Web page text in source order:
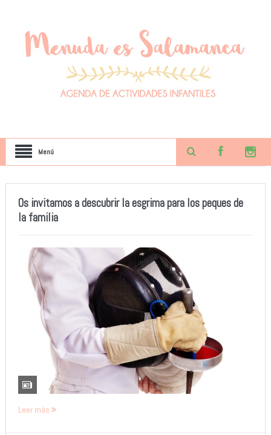
Menú
Os invitamos a descubrir la esgrima para los peques de
la familia
Leer más